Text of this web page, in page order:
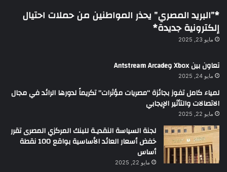
*”البريد المصري” يحذر المواطنين من حملات احتيال
إلكترونية جديدة*
مايو 23, 2025
تعاون بين Xbox وAntstream Arcade
مايو 24, 2025
لمياء كامل تفوز بجائزة “مصريات مؤثرات” تكريماً لدورها الرائد في مجال
الاتصالات والتأثير الإيجابي
مايو 22, 2025
لجنة السياسة النقديـة للبنك المركزي المصرى تقرر
خفض أسعار العائد الأساسية بواقع 100 نقطة
أساس
مايو 22, 2025